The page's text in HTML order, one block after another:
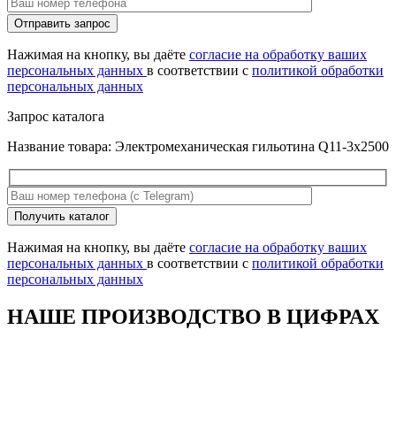
Оставьте
это
поле
пустым.
Отправить запрос
Нажимая на кнопку, вы даёте согласие на обработку ваших
персональных данных в соответствии с политикой обработки
персональных данных
Запрос каталога
Название товара: Электромеханическая гильотина Q11-3x2500
Оставьте
это
поле
пустым.
Получить каталог
Нажимая на кнопку, вы даёте согласие на обработку ваших
персональных данных в соответствии с политикой обработки
персональных данных
НАШЕ ПРОИЗВОДСТВО В ЦИФРАХ